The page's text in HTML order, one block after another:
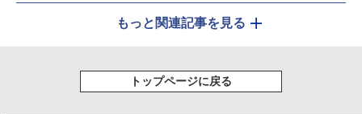
もっと関連記事を見る
トップページに戻る